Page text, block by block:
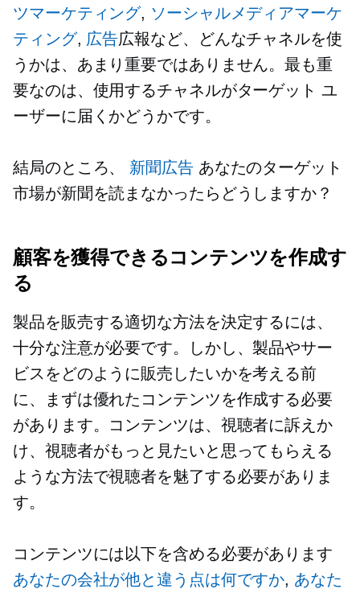
ツマーケティング, ソーシャルメディアマーケ
ティング, 広告広報など、どんなチャネルを使
うかは、あまり重要ではありません。最も重
要なのは、使用するチャネルがターゲット ユ
ーザーに届くかどうかです。
結局のところ、 新聞広告あなたのターゲット
市場が新聞を読まなかったらどうしますか？
顧客を獲得できるコンテンツを作成す
る
製品を販売する適切な方法を決定するには、
十分な注意が必要です。しかし、製品やサー
ビスをどのように販売したいかを考える前
に、まずは優れたコンテンツを作成する必要
があります。コンテンツは、視聴者に訴えか
け、視聴者がもっと見たいと思ってもらえる
ような方法で視聴者を魅了する必要がありま
す。
コンテンツには以下を含める必要があります
あなたの会社が他と違う点は何ですか, あなた